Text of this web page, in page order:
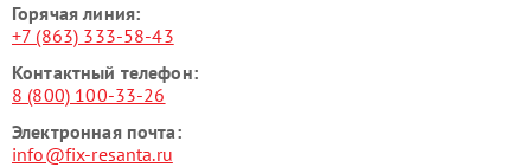
Горячая линия:
+7 (863) 333-58-43
Контактный телефон:
8 (800) 100-33-26
Электронная почта:
info@fix-resanta.ru